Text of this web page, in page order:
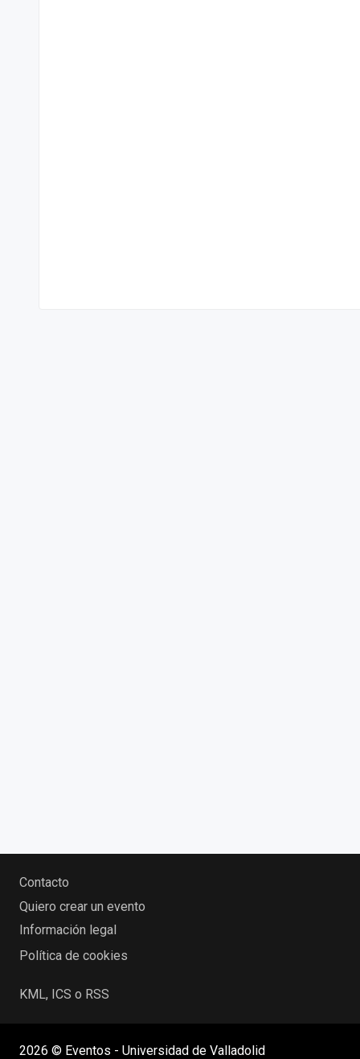
Contacto
Quiero crear un evento
Información legal
Política de cookies
KML, ICS o RSS
2026 © Eventos - Universidad de Valladolid